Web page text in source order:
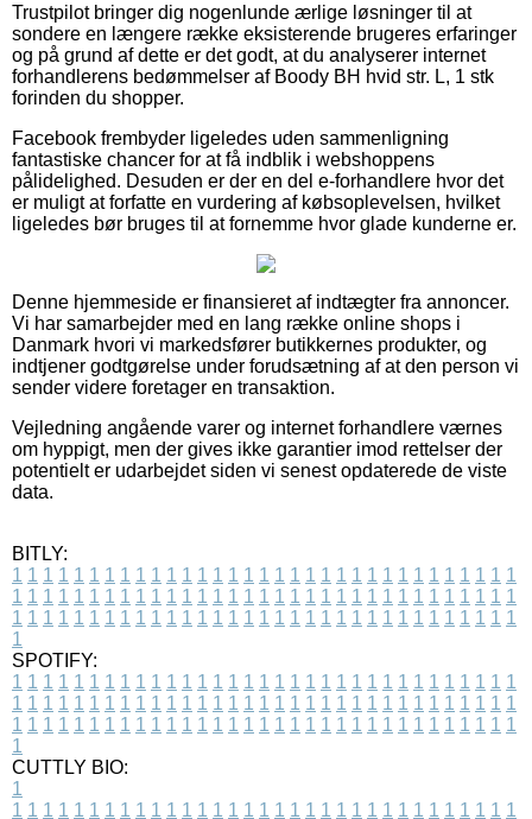
Trustpilot bringer dig nogenlunde ærlige løsninger til at
sondere en længere række eksisterende brugeres erfaringer
og på grund af dette er det godt, at du analyserer internet
forhandlerens bedømmelser af Boody BH hvid str. L, 1 stk
forinden du shopper.
Facebook frembyder ligeledes uden sammenligning
fantastiske chancer for at få indblik i webshoppens
pålidelighed. Desuden er der en del e-forhandlere hvor det
er muligt at forfatte en vurdering af købsoplevelsen, hvilket
ligeledes bør bruges til at fornemme hvor glade kunderne er.
Denne hjemmeside er finansieret af indtægter fra annoncer.
Vi har samarbejder med en lang række online shops i
Danmark hvori vi markedsfører butikkernes produkter, og
indtjener godtgørelse under forudsætning af at den person vi
sender videre foretager en transaktion.
Vejledning angående varer og internet forhandlere værnes
om hyppigt, men der gives ikke garantier imod rettelser der
potentielt er udarbejdet siden vi senest opdaterede de viste
data.
BITLY:
1 1 1 1 1 1 1 1 1 1 1 1 1 1 1 1 1 1 1 1 1 1 1 1 1 1 1 1 1 1 1 1 1
1 1 1 1 1 1 1 1 1 1 1 1 1 1 1 1 1 1 1 1 1 1 1 1 1 1 1 1 1 1 1 1 1
1 1 1 1 1 1 1 1 1 1 1 1 1 1 1 1 1 1 1 1 1 1 1 1 1 1 1 1 1 1 1 1 1
1
SPOTIFY:
1 1 1 1 1 1 1 1 1 1 1 1 1 1 1 1 1 1 1 1 1 1 1 1 1 1 1 1 1 1 1 1 1
1 1 1 1 1 1 1 1 1 1 1 1 1 1 1 1 1 1 1 1 1 1 1 1 1 1 1 1 1 1 1 1 1
1 1 1 1 1 1 1 1 1 1 1 1 1 1 1 1 1 1 1 1 1 1 1 1 1 1 1 1 1 1 1 1 1
1
CUTTLY BIO:
1
1 1 1 1 1 1 1 1 1 1 1 1 1 1 1 1 1 1 1 1 1 1 1 1 1 1 1 1 1 1 1 1 1